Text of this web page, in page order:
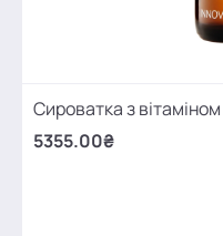
Сироватка з
5355.00₴